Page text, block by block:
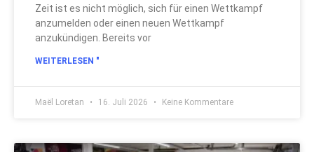
Zeit ist es nicht möglich, sich für einen Wettkampf
anzumelden oder einen neuen Wettkampf
anzukündigen. Bereits vor
WEITERLESEN "
Maël Loretan 16. Juli 2026 Keine Kommentare